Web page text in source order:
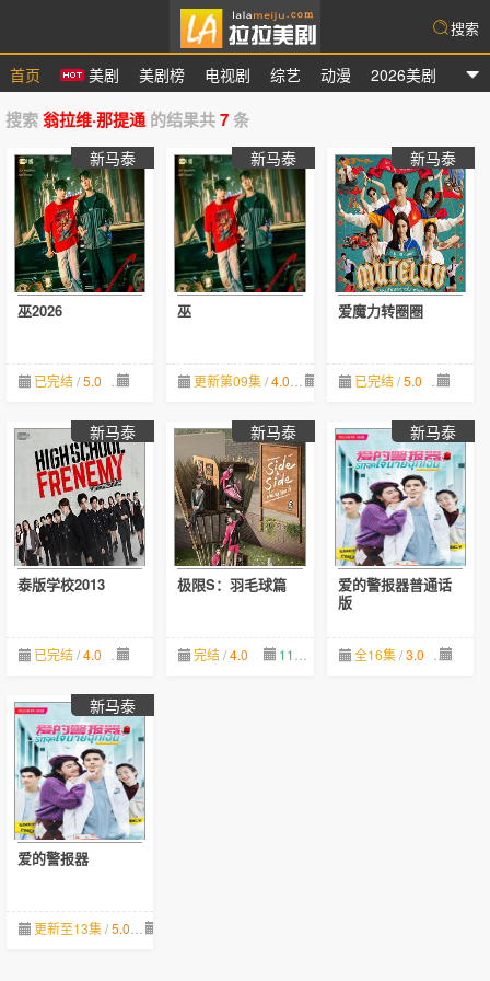
拉拉美剧
首页 美剧 美剧榜 电视剧 综艺 动漫 2026美剧
搜索
搜索翁拉维·那提通的结果共7 条
新马泰
巫2026
已完结/5.0
新马泰
巫
更新第09集/4.0 07-01
新马泰
爱魔力转圈圈
已完结/5.0
新马泰
泰版学校2013
已完结/4.0
新马泰
极限S：羽毛球篇
完结/4.0 11-21
新马泰
爱的警报器普通话
版
全16集/3.0
新马泰
爱的警报器
更新至13集/5.0